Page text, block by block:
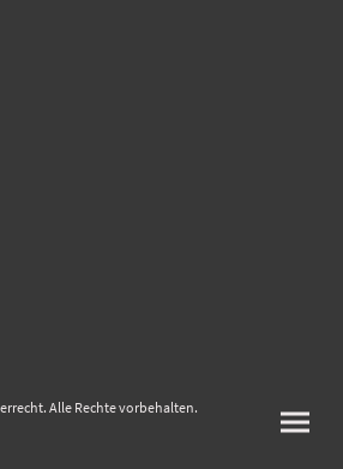
Alle Rechte vorbehalten.